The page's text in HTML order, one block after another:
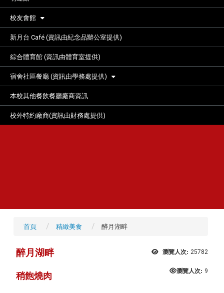
校友會館
新月台 Café (資訊由紀念品辦公室提供)
綜合體育館 (資訊由體育室提供)
宿舍社區餐廳 (資訊由學務處提供)
本校其他餐飲餐廳廠商資訊
校外特約廠商(資訊由財務處提供)
首頁 精緻美食 醉月湖畔
瀏覽人次: 25782
醉月湖畔
瀏覽人次: 9
稍飽燒肉